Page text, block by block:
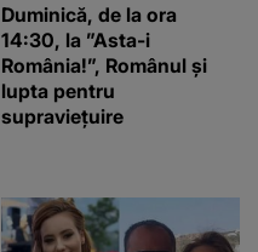
Duminică, de la ora
14:30, la ”Asta-i
România!”, Românul și
lupta pentru
supraviețuire